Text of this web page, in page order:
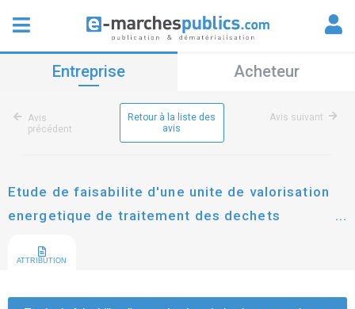
Entreprise Acheteur
Avis
précédent
Retour à la liste des
avis
Avis suivant
Etude de faisabilite d'une unite de valorisation
energetique de traitement des dechets
ATTRIBUTION